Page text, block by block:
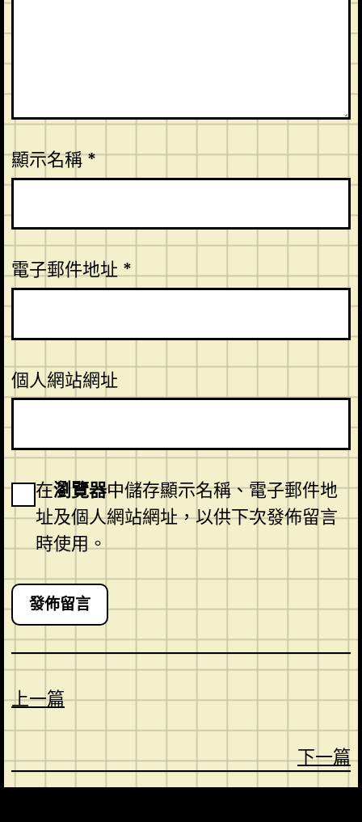
顯示名稱*
電子郵件地址*
個人網站網址
在瀏覽器中儲存顯示名稱、電子郵件地
址及個人網站網址，以供下次發佈留言
時使用。
上一篇
下一篇